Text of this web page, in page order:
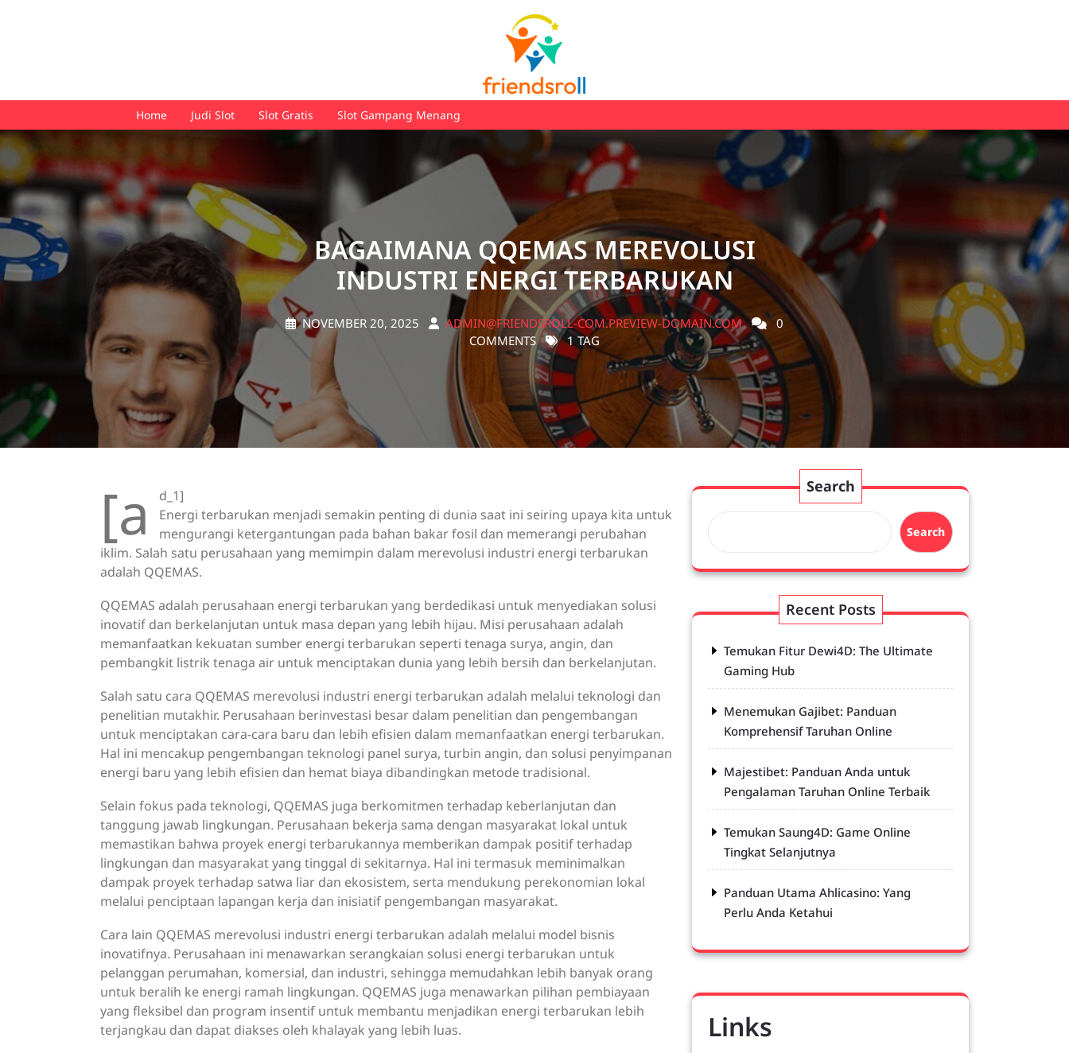
Home Judi Slot Slot Gratis Slot Gampang Menang
BAGAIMANA QQEMAS MEREVOLUSI
INDUSTRI ENERGI TERBARUKAN
NOVEMBER 20, 2025 ADMIN@FRIENDSROLL-COM.PREVIEW-DOMAIN.COM
0
COMMENTS
1 TAG
[a
d_1]
Energi terbarukan menjadi semakin penting di dunia saat ini seiring upaya kita untuk
mengurangi ketergantungan pada bahan bakar fosil dan memerangi perubahan
iklim. Salah satu perusahaan yang memimpin dalam merevolusi industri energi terbarukan
adalah QQEMAS.
QQEMAS adalah perusahaan energi terbarukan yang berdedikasi untuk menyediakan solusi
inovatif dan berkelanjutan untuk masa depan yang lebih hijau. Misi perusahaan adalah
memanfaatkan kekuatan sumber energi terbarukan seperti tenaga surya, angin, dan
pembangkit listrik tenaga air untuk menciptakan dunia yang lebih bersih dan berkelanjutan.
Salah satu cara QQEMAS merevolusi industri energi terbarukan adalah melalui teknologi dan
penelitian mutakhir. Perusahaan berinvestasi besar dalam penelitian dan pengembangan
untuk menciptakan cara-cara baru dan lebih efisien dalam memanfaatkan energi terbarukan.
Hal ini mencakup pengembangan teknologi panel surya, turbin angin, dan solusi penyimpanan
energi baru yang lebih efisien dan hemat biaya dibandingkan metode tradisional.
Selain fokus pada teknologi, QQEMAS juga berkomitmen terhadap keberlanjutan dan
tanggung jawab lingkungan. Perusahaan bekerja sama dengan masyarakat lokal untuk
memastikan bahwa proyek energi terbarukannya memberikan dampak positif terhadap
lingkungan dan masyarakat yang tinggal di sekitarnya. Hal ini termasuk meminimalkan
dampak proyek terhadap satwa liar dan ekosistem, serta mendukung perekonomian lokal
melalui penciptaan lapangan kerja dan inisiatif pengembangan masyarakat.
Cara lain QQEMAS merevolusi industri energi terbarukan adalah melalui model bisnis
inovatifnya. Perusahaan ini menawarkan serangkaian solusi energi terbarukan untuk
pelanggan perumahan, komersial, dan industri, sehingga memudahkan lebih banyak orang
untuk beralih ke energi ramah lingkungan. QQEMAS juga menawarkan pilihan pembiayaan
yang fleksibel dan program insentif untuk membantu menjadikan energi terbarukan lebih
terjangkau dan dapat diakses oleh khalayak yang lebih luas.
Search
Search
Recent Posts
Temukan Fitur Dewi4D: The Ultimate
Gaming Hub
Menemukan Gajibet: Panduan
Komprehensif Taruhan Online
Majestibet: Panduan Anda untuk
Pengalaman Taruhan Online Terbaik
Temukan Saung4D: Game Online
Tingkat Selanjutnya
Panduan Utama Ahlicasino: Yang
Perlu Anda Ketahui
Links